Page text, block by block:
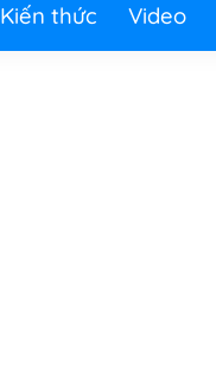
Kiến thức Video